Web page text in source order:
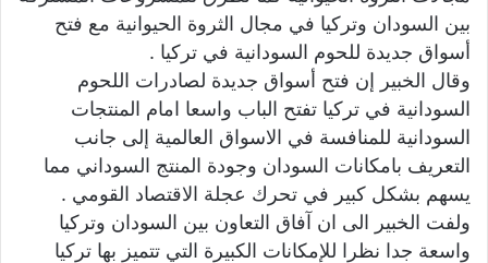
بين السودان وتركيا في مجال الثروة الحيوانية مع فتح
أسواق جديدة للحوم السودانية في تركيا .
وقال الخبير إن فتح أسواق جديدة لصادرات اللحوم
السودانية في تركيا تفتح الباب واسعا امام المنتجات
السودانية للمنافسة في الاسواق العالمية إلى جانب
التعريف بامكانات السودان وجودة المنتج السوداني مما
يسهم بشكل كبير في تحرك عجلة الاقتصاد القومي .
ولفت الخبير الى ان آفاق التعاون بين السودان وتركيا
واسعة جدا نظرا للإمكانات الكبيرة التي تتميز بها تركيا